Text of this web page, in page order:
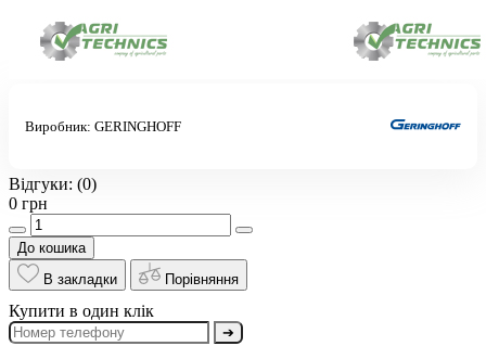
Виробник: GERINGHOFF
Відгуки: (0)
0 грн
До кошика
В закладки
Порівняння
Купити в один клік
➔